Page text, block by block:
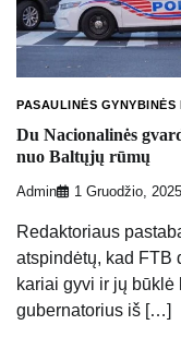
PASAULINĖS GYNYBINĖS
Du Nacionalinės
nuo Baltųjų rūmų
Admin 1 Gruodžio, 2025
Redaktoriaus
atspindėtų, kad FTB
kariai gyvi ir jų
gubernatorius iš […]